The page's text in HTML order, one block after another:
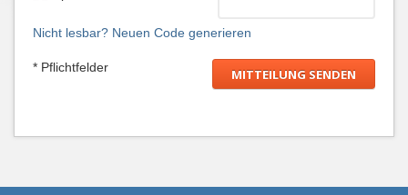
Nicht lesbar? Neuen Code generieren
* Pflichtfelder